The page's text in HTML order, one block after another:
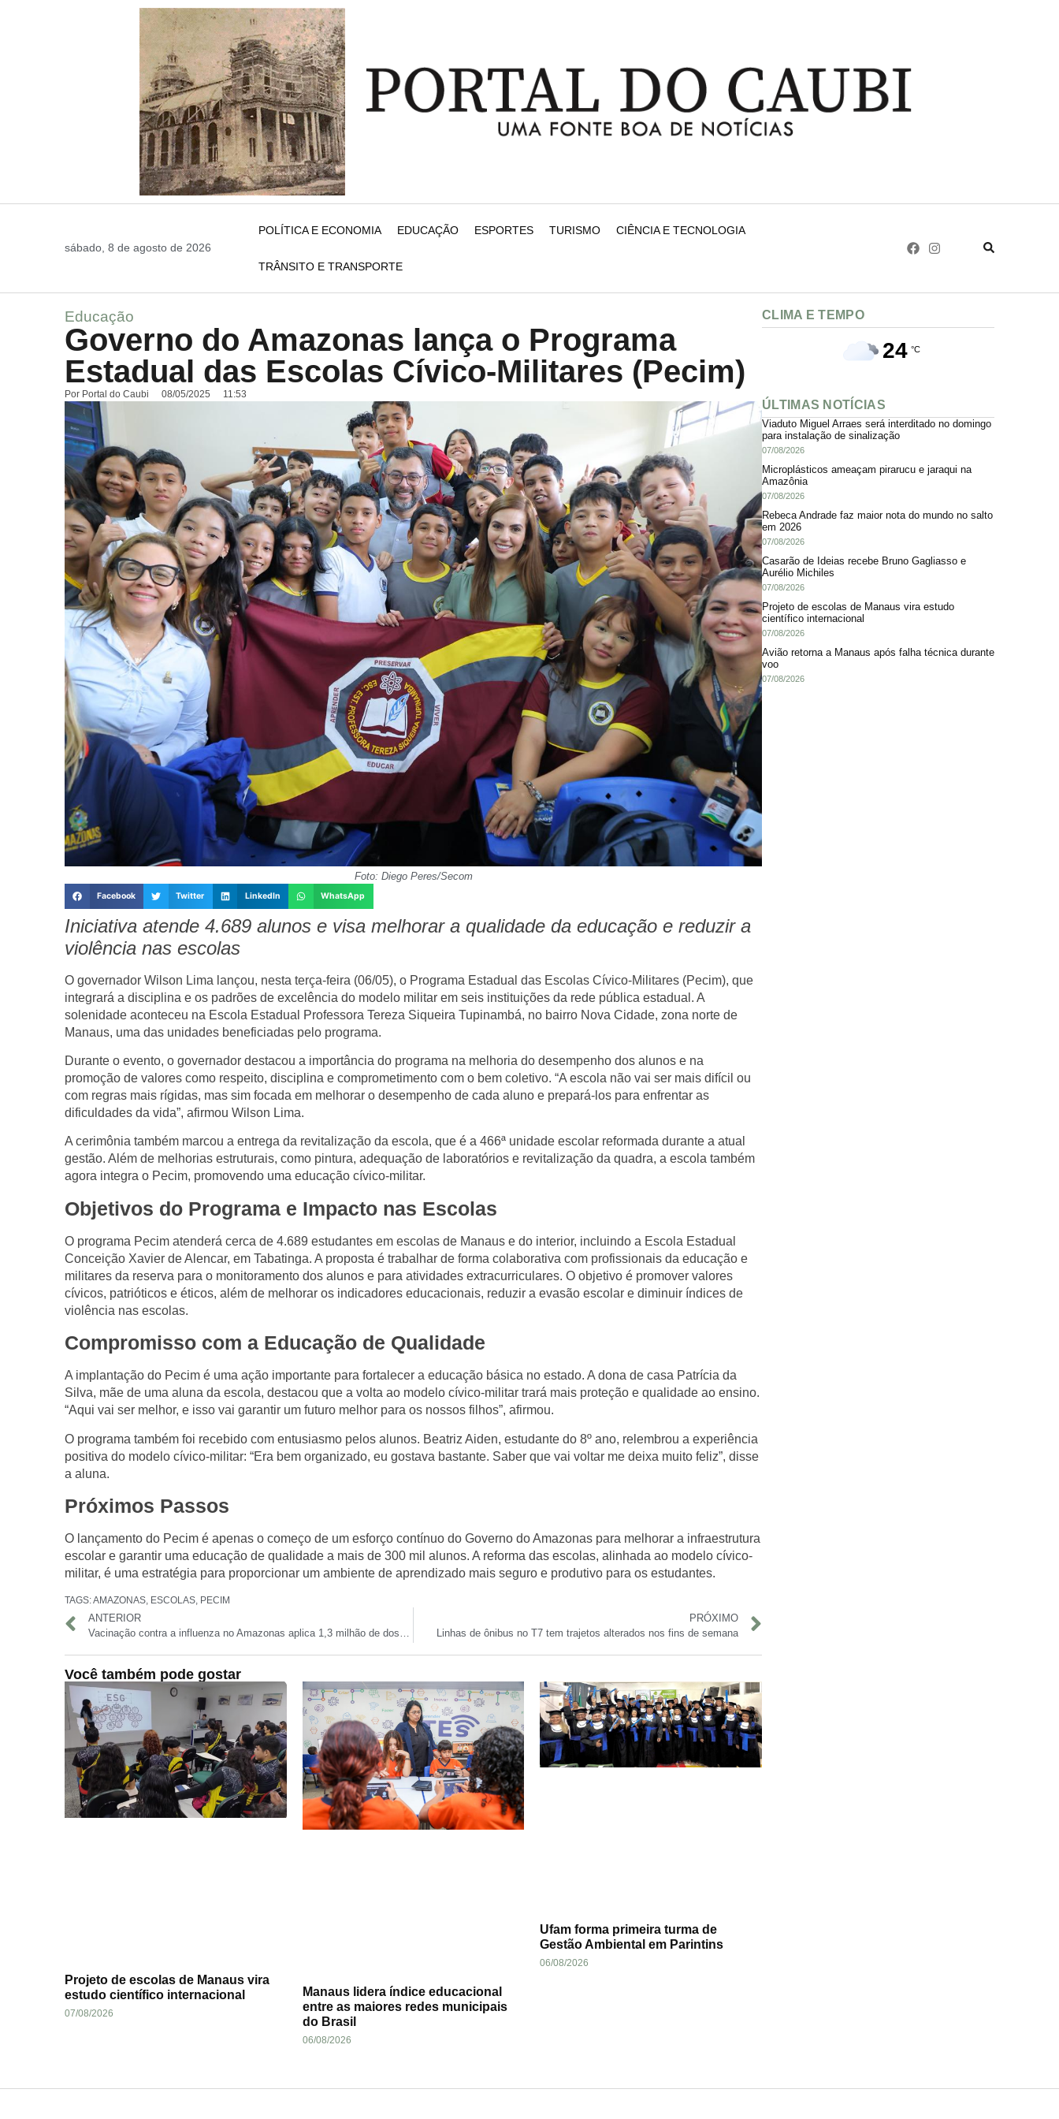
sábado, 8 de agosto de 2026
POLÍTICA E ECONOMIA EDUCAÇÃO ESPORTES TURISMO CIÊNCIA E TECNOLOGIA
TRÂNSITO E TRANSPORTE
Educação
Governo do Amazonas lança o Programa
Estadual das Escolas Cívico-Militares (Pecim)
Por Portal do Caubi 08/05/2025 11:53
Foto: Diego Peres/Secom
Facebook Twitter LinkedIn WhatsApp
Iniciativa atende 4.689 alunos e visa melhorar a qualidade da educação e reduzir a
violência nas escolas
O governador Wilson Lima lançou, nesta terça-feira (06/05), o Programa Estadual das Escolas Cívico-Militares (Pecim), que
integrará a disciplina e os padrões de excelência do modelo militar em seis instituições da rede pública estadual. A
solenidade aconteceu na Escola Estadual Professora Tereza Siqueira Tupinambá, no bairro Nova Cidade, zona norte de
Manaus, uma das unidades beneficiadas pelo programa.
Durante o evento, o governador destacou a importância do programa na melhoria do desempenho dos alunos e na
promoção de valores como respeito, disciplina e comprometimento com o bem coletivo. “A escola não vai ser mais difícil ou
com regras mais rígidas, mas sim focada em melhorar o desempenho de cada aluno e prepará-los para enfrentar as
dificuldades da vida”, afirmou Wilson Lima.
A cerimônia também marcou a entrega da revitalização da escola, que é a 466ª unidade escolar reformada durante a atual
gestão. Além de melhorias estruturais, como pintura, adequação de laboratórios e revitalização da quadra, a escola também
agora integra o Pecim, promovendo uma educação cívico-militar.
Objetivos do Programa e Impacto nas Escolas
O programa Pecim atenderá cerca de 4.689 estudantes em escolas de Manaus e do interior, incluindo a Escola Estadual
Conceição Xavier de Alencar, em Tabatinga. A proposta é trabalhar de forma colaborativa com profissionais da educação e
militares da reserva para o monitoramento dos alunos e para atividades extracurriculares. O objetivo é promover valores
cívicos, patrióticos e éticos, além de melhorar os indicadores educacionais, reduzir a evasão escolar e diminuir índices de
violência nas escolas.
Compromisso com a Educação de Qualidade
A implantação do Pecim é uma ação importante para fortalecer a educação básica no estado. A dona de casa Patrícia da
Silva, mãe de uma aluna da escola, destacou que a volta ao modelo cívico-militar trará mais proteção e qualidade ao ensino.
“Aqui vai ser melhor, e isso vai garantir um futuro melhor para os nossos filhos”, afirmou.
O programa também foi recebido com entusiasmo pelos alunos. Beatriz Aiden, estudante do 8º ano, relembrou a experiência
positiva do modelo cívico-militar: “Era bem organizado, eu gostava bastante. Saber que vai voltar me deixa muito feliz”, disse
a aluna.
Próximos Passos
O lançamento do Pecim é apenas o começo de um esforço contínuo do Governo do Amazonas para melhorar a infraestrutura
escolar e garantir uma educação de qualidade a mais de 300 mil alunos. A reforma das escolas, alinhada ao modelo cívico-
militar, é uma estratégia para proporcionar um ambiente de aprendizado mais seguro e produtivo para os estudantes.
TAGS:AMAZONAS, ESCOLAS, PECIM
ANTERIOR
PRÓXIMO
Linhas de ônibus no T7 tem trajetos alterados nos fins de semana
Você também pode gostar
Projeto de escolas de Manaus vira
estudo científico internacional
07/08/2026
Manaus lidera índice educacional
entre as maiores redes municipais
do Brasil
06/08/2026
Ufam forma primeira turma de
Gestão Ambiental em Parintins
06/08/2026
CLIMA E TEMPO
24 °C
ÚLTIMAS NOTÍCIAS
Viaduto Miguel Arraes será interditado no domingo
para instalação de sinalização
07/08/2026
Microplásticos ameaçam pirarucu e jaraqui na
Amazônia
07/08/2026
Rebeca Andrade faz maior nota do mundo no salto
em 2026
07/08/2026
Casarão de Ideias recebe Bruno Gagliasso e
Aurélio Michiles
07/08/2026
Projeto de escolas de Manaus vira estudo
científico internacional
07/08/2026
Avião retorna a Manaus após falha técnica durante
voo
07/08/2026